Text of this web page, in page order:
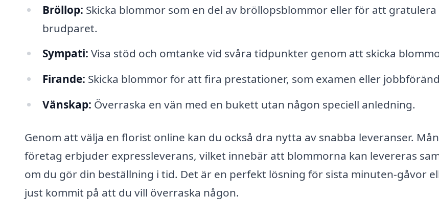
Bröllop: Skicka blommor som en del av bröllopsblommor eller för att gratulera
brudparet.
Sympati: Visa stöd och omtanke vid svåra tidpunkter genom att skicka
Firande: Skicka blommor för att fira prestationer, som examen eller
Vänskap: Överraska en vän med en bukett utan någon speciell anledning.
Genom att välja en florist online kan du också dra nytta av snabba leveranser.
företag erbjuder expressleverans, vilket innebär att blommorna kan levereras
om du gör din beställning i tid. Det är en perfekt lösning för sista minuten-gåvor
just kommit på att du vill överraska någon.